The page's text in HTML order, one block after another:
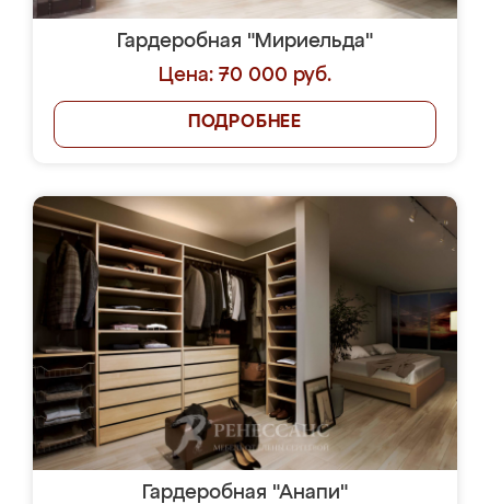
Гардеробная "Мириельда"
Цена: 70 000 руб.
ПОДРОБНЕЕ
Гардеробная "Анапи"